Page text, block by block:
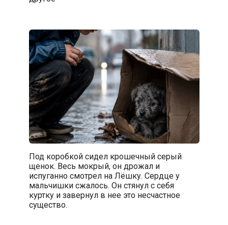
Под коробкой сидел крошечный серый
щенок. Весь мокрый, он дрожал и
испуганно смотрел на Лёшку. Сердце у
мальчишки сжалось. Он стянул с себя
куртку и завернул в нее это несчастное
существо.